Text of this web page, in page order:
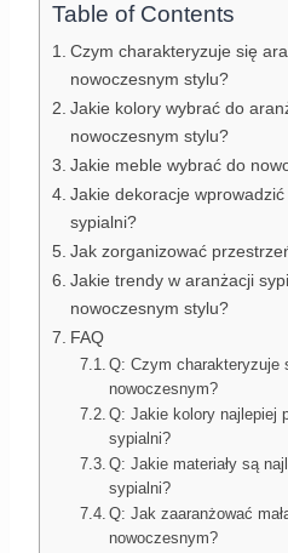
Table of Contents
Czym charakteryzuje się
nowoczesnym stylu?
Jakie kolory wybrać do
nowoczesnym stylu?
Jakie meble wybrać do
Jakie dekoracje
sypialni?
Jak zorganizować
Jakie trendy w aranżacji
nowoczesnym stylu?
FAQ
Q: Czym charakteryzuje
nowoczesnym?
Q: Jakie kolory najlepiej
sypialni?
Q: Jakie materiały są
sypialni?
Q: Jak zaaranżować
nowoczesnym?